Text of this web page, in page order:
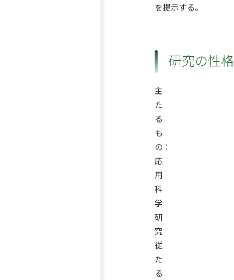
を提示する。
研究の性格
主
た
る
も
の：
応
用
科
学
研
究
従
た
る